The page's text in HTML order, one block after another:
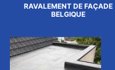
RAVALEMENT DE FAÇADE
BELGIQUE